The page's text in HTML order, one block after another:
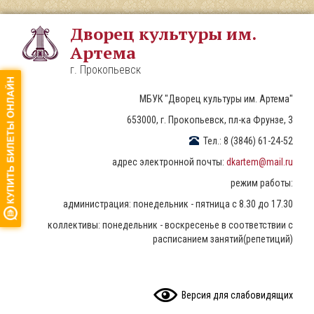
Перейти
основному
содержанию
Дворец культуры им.
Артема
г. Прокопьевск
МБУК "Дворец культуры им. Артема"
653000, г. Прокопьевск, пл-ка Фрунзе, 3
Тел.: 8 (3846) 61-24-52
адрес электронной почты: dkartem@mail.ru
режим работы:
администрация: понедельник - пятница с 8.30 до 17.30
коллективы: понедельник - воскресенье в соответствии с
расписанием занятий(репетиций)
Версия для слабовидящих